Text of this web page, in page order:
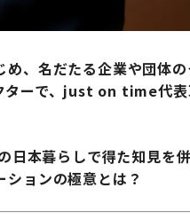
、名だたる企業や団体
ターで、just on time代
本暮らしで得た知見を
ョンの極意とは？